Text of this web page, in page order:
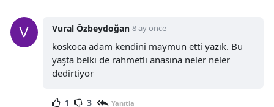
Vural Özbeydoğan 8 ay önce
koskoca adam kendini maymun etti yazık. Bu
yaşta belki de rahmetli anasına neler neler
dedirtiyor
1 3 Yanıtla